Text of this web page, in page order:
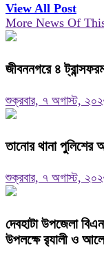
View All Post
More News Of
জীবননগরে ৪
শুক্রবার, ৭ অগাস্ট,
তানোর থানা পুলিশের
শুক্রবার, ৭ অগাস্ট,
দেবহাটা উপজেলা
উপলক্ষে র‍্যালী ও